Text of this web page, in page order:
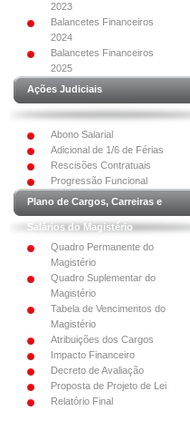
2023
Balancetes Financeiros
2024
Balancetes Financeiros
2025
Ações Judiciais
Abono Salarial
Adicional de 1/6 de Férias
Rescisões Contratuais
Progressão Funcional
Plano de Cargos, Carreiras e
Salários do Magistério
Quadro Permanente do
Magistério
Quadro Suplementar do
Magistério
Tabela de Vencimentos do
Magistério
Atribuições dos Cargos
Impacto Financeiro
Decreto de Avaliação
Proposta de Projeto de Lei
Relatório Final